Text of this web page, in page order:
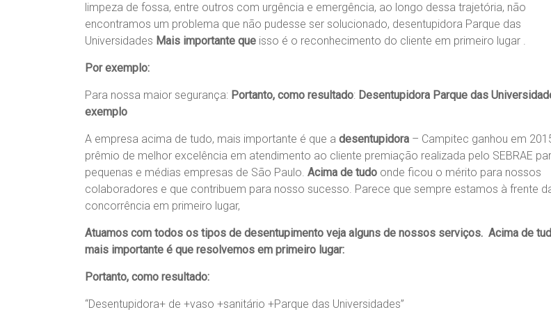
limpeza de fossa, entre outros com urgência e emergência, ao longo dessa trajetória, não
encontramos um problema que não pudesse ser solucionado, desentupidora Parque das
Universidades Mais importante que isso é o reconhecimento do cliente em primeiro lugar .
Por exemplo:
Para nossa maior segurança: Portanto, como resultado: Desentupidora Parque das
exemplo
A empresa acima de tudo, mais importante é que a desentupidora – Campitec ganhou em
prêmio de melhor excelência em atendimento ao cliente premiação realizada pelo SEBRAE
pequenas e médias empresas de São Paulo. Acima de tudo onde ficou o mérito para nossos
colaboradores e que contribuem para nosso sucesso. Parece que sempre estamos à frente
concorrência em primeiro lugar,
Atuamos com todos os tipos de desentupimento veja alguns de nossos serviços. Acima de
mais importante é que resolvemos em primeiro lugar:
Portanto, como resultado:
“Desentupidora+ de +vaso +sanitário +Parque das Universidades”